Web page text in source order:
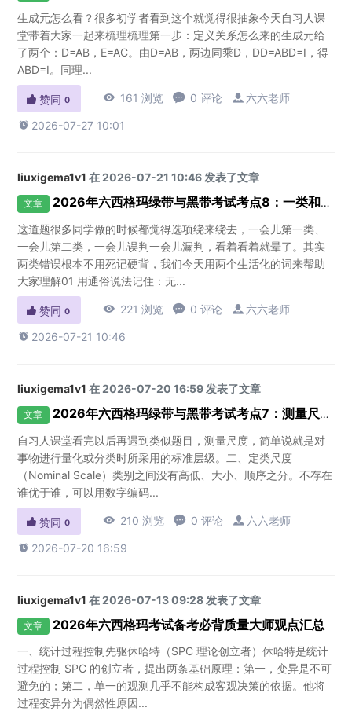
生成元怎么看？很多初学者看到这个就觉得很抽象今天自习人课
堂带着大家一起来梳理梳理第一步：定义关系怎么来的生成元给
了两个：D=AB，E=AC。由D=AB，两边同乘D，DD=ABD=I，得
ABD=I。同理...
 赞同 0  161 浏览  0 评论  六六老师
 2026-07-27 10:01
liuxigema1v1 在 2026-07-21 10:46 发表了文章
文章 2026年六西格玛绿带与黑带考试考点8：一类和二类错误怎么区分？
这道题很多同学做的时候都觉得选项绕来绕去，一会儿第一类、
一会儿第二类，一会儿误判一会儿漏判，看着看着就晕了。其实
两类错误根本不用死记硬背，我们今天用两个生活化的词来帮助
大家理解01 用通俗说法记住：无...
 赞同 0  221 浏览  0 评论  六六老师
 2026-07-21 10:46
liuxigema1v1 在 2026-07-20 16:59 发表了文章
文章 2026年六西格玛绿带与黑带考试考点7：测量尺度如何判定
自习人课堂看完以后再遇到类似题目，测量尺度，简单说就是对
事物进行量化或分类时所采用的标准层级。二、定类尺度
（Nominal Scale）类别之间没有高低、大小、顺序之分。不存在
谁优于谁，可以用数字编码...
 赞同 0  210 浏览  0 评论  六六老师
 2026-07-20 16:59
liuxigema1v1 在 2026-07-13 09:28 发表了文章
文章 2026年六西格玛考试备考必背质量大师观点汇总
一、统计过程控制先驱休哈特（SPC 理论创立者）休哈特是统计
过程控制 SPC 的创立者，提出两条基础原理：第一，变异是不可
避免的；第二，单一的观测几乎不能构成客观决策的依据。他将
过程变异分为偶然性原因...